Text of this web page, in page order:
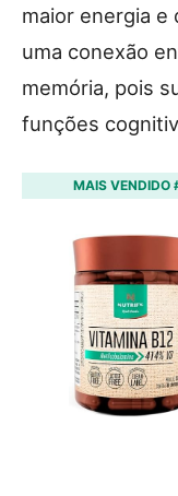
maior energia e
uma conexão
memória, pois
funções
MAIS VENDIDO